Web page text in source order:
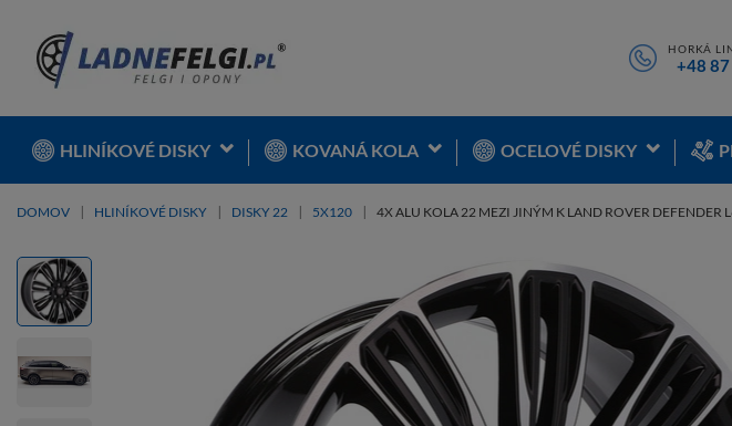
HORKÁ
+48
HLINÍKOVÉ DISKY KOVANÁ KOLA OCELOVÉ DISKY
DOMOV HLINÍKOVÉ DISKY DISKY 22 5X120 4X ALU KOLA 22 MEZI JINÝM K LAND ROVER DEFENDER